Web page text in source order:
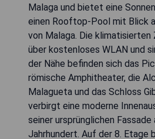
Malaga und bietet eine
einen Rooftop-Pool mit Blick
von Malaga. Die klimatisierten
über kostenloses WLAN und
der Nähe befinden sich das
römische Amphitheater, die
Malagueta und das Schloss
verbirgt eine moderne
seiner ursprünglichen Fassade
Jahrhundert. Auf der 8. Etage